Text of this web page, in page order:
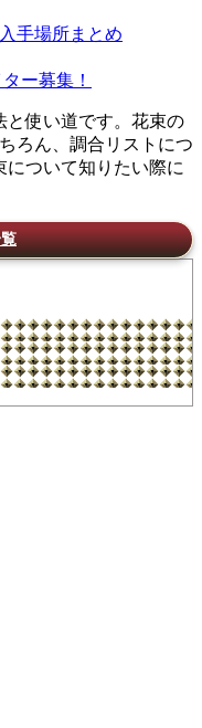
手場所まとめ
ー募集！
と使い道です。花束の
ろん、調合リストにつ
について知りたい際に